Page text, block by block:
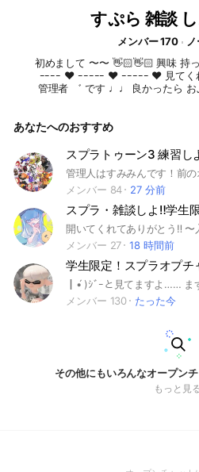
すぷら 雑談
メンバー 170
初めまして 〜〜 👋🏻👋🏻 興味 持ったら 見てほしいな 👀 ❤︎‬ ｰ
ｰｰｰｰ ‪‪❤︎‬ ｰｰｰｰｰ ‪‪❤︎‬ ｰｰｰｰｰ ‪‪❤︎‬ 見てくれて ありがと ‼️ ここの ゛
管理者 ゛ です ♩♩ 良かったら おぷ 入って欲しいな 🙌🏻 𖤐
中で待ってます 😖‪‪❤︎‬ ❤︎‬ ｰｰｰｰｰ ‪‪❤︎‬ ｰｰｰｰｰ ‪‪❤︎‬ ｰｰｰｰｰ ‪‪❤︎‬ 🏷️ . #ス
.
あなたへのおすすめ
スプラトゥーン3 練習し
メンバー 84
27 分前
スプラ・雑談しよ‼️学生
メンバー 27
18 時間前
学生限定！スプラオプチ
メンバー 130
たった今
その他にもいろんなオープン
もっと見